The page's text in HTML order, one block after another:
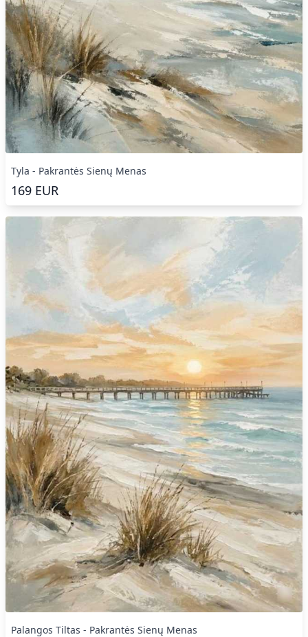
Tyla - Pakrantės Sienų Menas
169 EUR
Palangos Tiltas - Pakrantės Sienų Menas